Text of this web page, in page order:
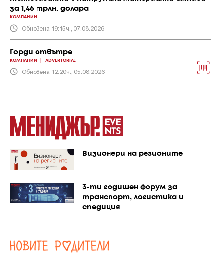
за 1,46 трлн. долара
КОМПАНИИ
Обновена 19:15ч., 07.08.2026
Горди отвътре
КОМПАНИИ ADVERTORIAL
Обновена 12:20ч., 05.08.2026
Визионери на регионите
3-ти годишен форум за
транспорт, логистика и
спедиция